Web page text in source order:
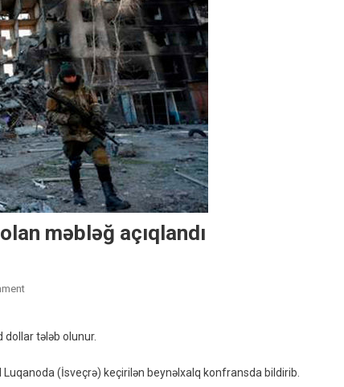
məbləğ açıqlandı
On
Üçün
Olan
dollar tələb olunur.
(İsveçrə) keçirilən beynəlxalq konfransda bildirib.